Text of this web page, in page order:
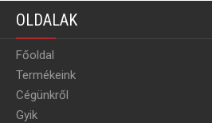
OLDALAK
Főoldal
Termékeink
Cégünkről
Gyik